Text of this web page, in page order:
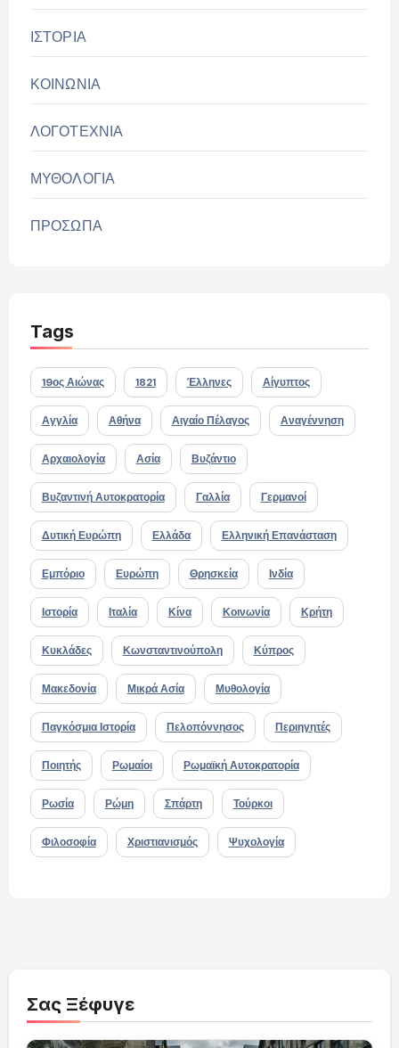
ΙΣΤΟΡΙΑ
ΚΟΙΝΩΝΙΑ
ΛΟΓΟΤΕΧΝΙΑ
ΜΥΘΟΛΟΓΙΑ
ΠΡΟΣΩΠΑ
Tags
19ος Αιώνας 1821 Έλληνες Αίγυπτος
Αγγλία Αθήνα Αιγαίο Πέλαγος Αναγέννηση
Αρχαιολογία Ασία Βυζάντιο
Βυζαντινή Αυτοκρατορία Γαλλία Γερμανοί
Δυτική Ευρώπη Ελλάδα Ελληνική Επανάσταση
Εμπόριο Ευρώπη Θρησκεία Ινδία
Ιστορία Ιταλία Κίνα Κοινωνία Κρήτη
Κυκλάδες Κωνσταντινούπολη Κύπρος
Μακεδονία Μικρά Ασία Μυθολογία
Παγκόσμια Ιστορία Πελοπόννησος Περιηγητές
Ποιητής Ρωμαίοι Ρωμαϊκή Αυτοκρατορία
Ρωσία Ρώμη Σπάρτη Τούρκοι
Φιλοσοφία Χριστιανισμός Ψυχολογία
Σας Ξέφυγε